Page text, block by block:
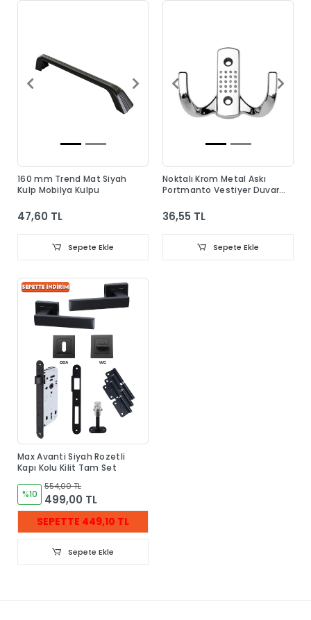
160 mm Trend Mat Siyah
Kulp Mobilya Kulpu
47,60 TL
Sepete Ekle
Noktalı Krom Metal Askı
Portmanto Vestiyer Duvar
36,55 TL
Sepete Ekle
Max Avanti Siyah Rozetli
Kapı Kolu Kilit Tam Set
%10
554,00 TL
499,00 TL
SEPETTE 449,10 TL
Sepete Ekle